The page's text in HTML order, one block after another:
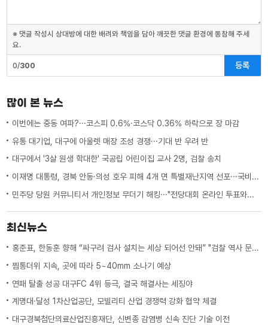
※ 댓글 작성시 상대방에 대한 배려와 책임을 담아 깨끗한 댓글 환경에 동참해 주세
요.
0/300 등록
많이 본 뉴스
이번에는 중동 여파?···코스피 0.6%·코스닥 0.36% 하락으로 장 마감
유통 대기업, 대구에 아울렛 매장 조성 경쟁···기대 반 우려 반
대구에서 '3살 원생 학대한' 국공립 어린이집 교사 2명, 검찰 송치
이재명 대통령, 경북 안동·의성 호우 피해 4개 면 특별재난지역 선포···국비 추가 지원
민주당 당원 커뮤니티서 개인정보 무더기 해킹···"전당대회 온라인 투표와는 무관"
최신뉴스
홍준표, 한동훈 향해 “싸구려 검사 설치는 세상 되어선 안돼” "검찰 역사 문 닫게 원인 제공한 원흉"
찜통더위 지속, 곳에 따라 5~40mm 소나기 예상
연패 탈출 성공 대구FC 4위 등극, 결국 해결사는 세징야
계명대·달성 1차산업공단, 모빌리티 산업 경쟁력 강화 협약 체결
대구경북첨단의료산업진흥재단, 신변종 감염병 신속 진단 기술 이전